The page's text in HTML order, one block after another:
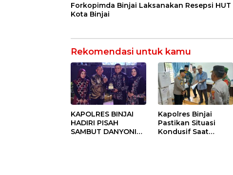
Forkopimda Binjai Laksanakan Resepsi HUT
Kota Binjai
Rekomendasi untuk kamu
KAPOLRES BINJAI
HADIRI PISAH
SAMBUT DANYONIF
Kapolres Binjai
Pastikan Situasi
Kondusif Saat